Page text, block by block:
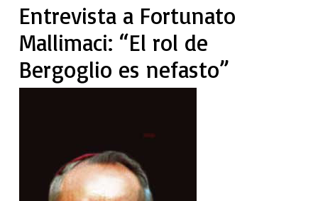
Entrevista a Fortunato
Mallimaci: “El rol de
Bergoglio es nefasto”